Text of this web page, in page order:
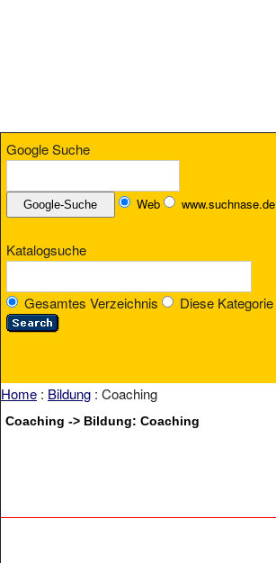
Google Suche
Web www.suchnase.de
Katalogsuche
Gesamtes Verzeichnis Diese Kategorie
Home : Bildung : Coaching
Coaching -> Bildung: Coaching